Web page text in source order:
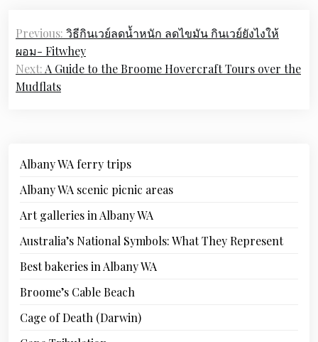
Post
navigation
Previous: วิธีกินเวย์ลดน้ำหนัก ลดไขมัน กินเวย์ยังไงให้
ผอม- Fitwhey
Next: A Guide to the Broome Hovercraft Tours over the
Mudflats
Albany WA ferry trips
Albany WA scenic picnic areas
Art galleries in Albany WA
Australia’s National Symbols: What They Represent
Best bakeries in Albany WA
Broome’s Cable Beach
Cage of Death (Darwin)